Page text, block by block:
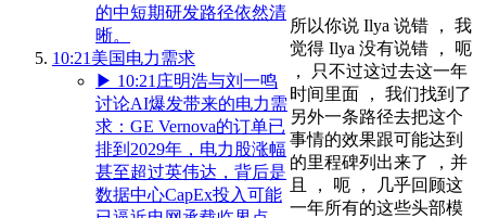
的中短期研发路径依然清
晰。
10:21 美国电力需求
▶ 10:21 庄明浩与刘一鸣
讨论AI爆发带来的电力需
求：GE Vernova的订单已
排到2029年，电力股涨幅
甚至超过英伟达，背后是
数据中心CapEx投入可能
所以你说 Ilya 说错 ， 我
觉得 Ilya 没有说错 ， 呃
， 只不过这过去这一年
时间里面 ， 我们找到了
另外一条路径去把这个
事情的效果跟可能达到
的里程碑列出来了 ，并
且 ， 呃 ， 几乎回顾这
一年所有的这些头部模